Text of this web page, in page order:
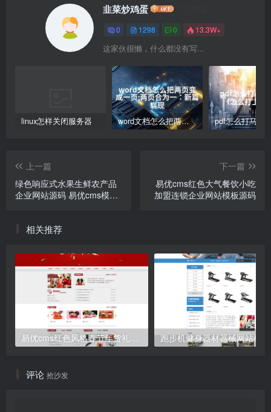
韭菜炒鸡蛋
0 1298 0 13.3W+
这家伙很懒，什么都没有写...
linux怎样关闭服务器 word文档怎么把两页变成一页;两页合为一：新篇崭现
上一篇
绿色响应式水果生鲜农产品
企业网站源码 易优cms模板
下一篇
易优cms红色大气餐饮小吃
加盟连锁企业网站模板源码
相关推荐
易优cms红色风格春节年货礼品公司网站模板源码 跑步机健身器材器械网站模板
评论 抢沙发